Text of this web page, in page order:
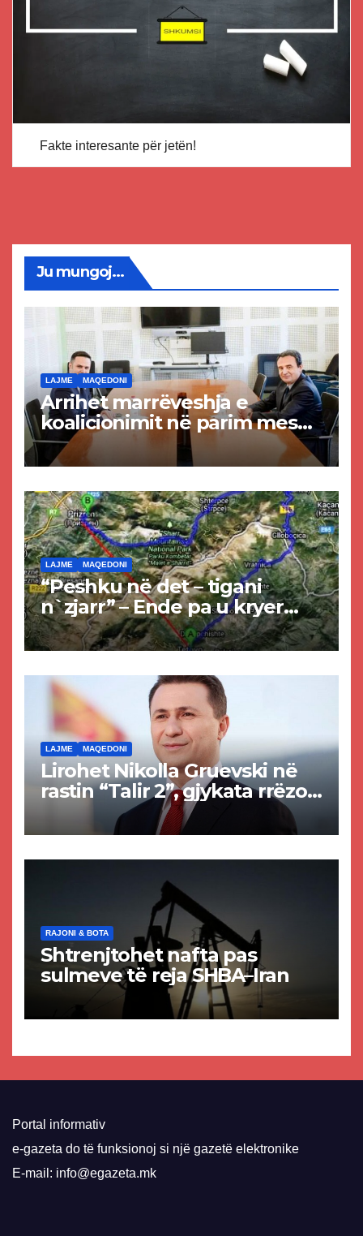
Fakte interesante për jetën!
Ju mungoj...
LAJME MAQEDONI
Arrihet marrëveshja e
koalicionimit në parim mes
Kurtit dhe Abdixhikut
LAJME MAQEDONI
“Peshku në det – tigani
n`zjarr” – Ende pa u kryer
projekti i tunelit, komuna e
Tetovës nis punimet për
LAJME MAQEDONI
Lirohet Nikolla Gruevski në
rastin “Talir 2”, gjykata rrëzon
akuzat për ndërtimin e
paligjshëm të selisë së
RAJONI & BOTA
Shtrenjtohet nafta pas
sulmeve të reja SHBA–Iran
Portal informativ
e-gazeta do të funksionoj si një gazetë elektronike
E-mail: info@egazeta.mk